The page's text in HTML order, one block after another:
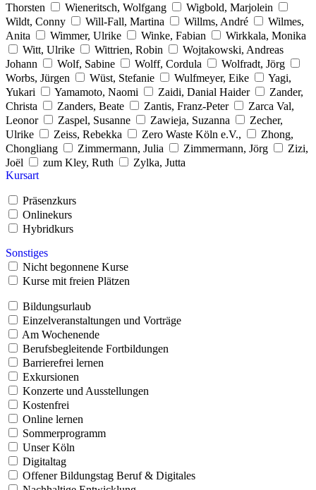
Thorsten
Wieneritsch, Wolfgang
Wigbold, Marjolein
Wildt, Conny
Will-Fall, Martina Willms, André
Wilmes,
Anita
Wimmer, Ulrike Winke, Fabian
Wirkkala, Monika
Witt, Ulrike
Wittrien, Robin
Wojtakowski, Andreas
Johann
Wolf, Sabine Wolff, Cordula
Wolfradt, Jörg
Worbs, Jürgen
Wüst, Stefanie Wulfmeyer, Eike
Yagi,
Yukari
Yamamoto, Naomi Zaidi, Danial Haider
Zander,
Christa
Zanders, Beate Zantis, Franz-Peter
Zarca Val,
Leonor
Zaspel, Susanne Zawieja, Suzanna
Zecher,
Ulrike
Zeiss, Rebekka Zero Waste Köln e.V.,
Zhong,
Chongliang
Zimmermann, Julia Zimmermann, Jörg
Zizi,
Joël
zum Kley, Ruth
Zylka, Jutta
Kursart
Präsenzkurs
Onlinekurs
Hybridkurs
Sonstiges
Nicht begonnene Kurse
Kurse mit freien Plätzen
Bildungsurlaub
Einzelveranstaltungen und Vorträge
Am Wochenende
Berufsbegleitende Fortbildungen
Barrierefrei lernen
Exkursionen
Konzerte und Ausstellungen
Kostenfrei
Online lernen
Sommerprogramm
Unser Köln
Digitaltag
Offener Bildungstag Beruf & Digitales